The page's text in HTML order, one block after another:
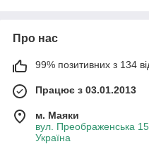
Про нас
99% позитивних з 134
Працює з 03.01.2013
м. Маяки
вул. Преображенська
Україна